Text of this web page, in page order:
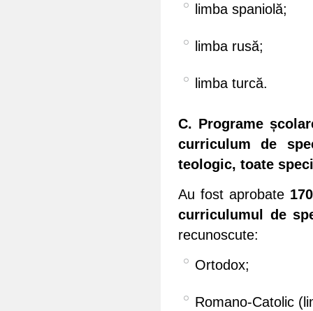
limba spaniolă;
limba rusă;
limba turcă.
C. Programe
curriculum de
teologic, toate
Au fost aprobate
curriculumul de
recunoscute:
Ortodox;
Romano-Catolic